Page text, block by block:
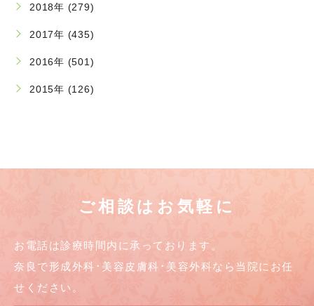
2018年 (279)
2017年 (435)
2016年 (501)
2015年 (126)
ご相談はお気軽に
お電話は診療時間内に承っております。
奈良で形成外科･美容皮膚科･美容外科なら当院にお任
せください。